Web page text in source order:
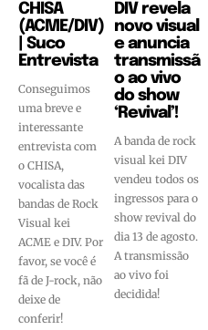
CHISA
(ACME/DIV)
| Suco
Entrevista
Conseguimos
uma breve e
interessante
entrevista com
o CHISA,
vocalista das
bandas de Rock
Visual kei
ACME e DIV. Por
favor, se você é
fã de J-rock, não
deixe de
conferir!
DIV revela
novo visual
e anuncia
transmissã
o ao vivo
do show
‘Revival’!
A banda de rock
visual kei DIV
vendeu todos os
ingressos para o
show revival do
dia 13 de agosto.
A transmissão
ao vivo foi
decidida!